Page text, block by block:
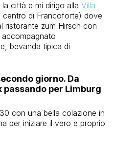
città e mi dirigo alla Villa
centro di Francoforte) dove
ristorante zum Hirsch con
bevanda tipica di
giorno. Da
per Limburg
con una bella colazione in
per iniziare il vero e proprio